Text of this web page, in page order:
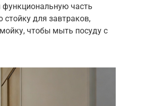
часть
для завтраков,
чтобы мыть посуду с